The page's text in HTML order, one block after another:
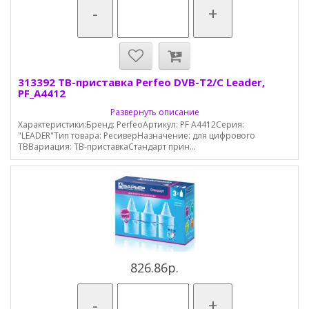
- +
313392 ТВ-приставка Perfeo DVB-T2/C Leader,
PF_A4412
Развернуть описание
Характеристики:Бренд: PerfeoАртикул: PF A4412Серия:
"LEADER"Тип товара: РесиверНазначение: для цифрового
TВВариация: ТВ-приставкаСтандарт прин...
826.86р.